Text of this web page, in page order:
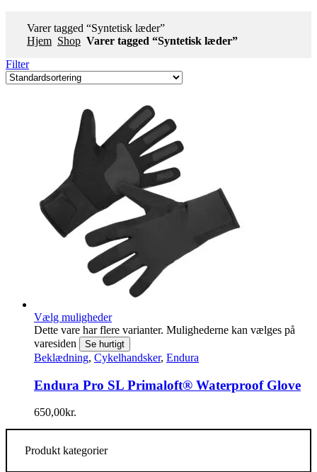
Varer tagged “Syntetisk læder”
Hjem Shop Varer tagged “Syntetisk læder”
Filter
Vælg muligheder
Dette vare har flere varianter. Mulighederne kan vælges på
varesiden
Se hurtigt
Beklædning, Cykelhandsker, Endura
Endura Pro SL Primaloft® Waterproof Glove
650,00kr.
Produkt kategorier